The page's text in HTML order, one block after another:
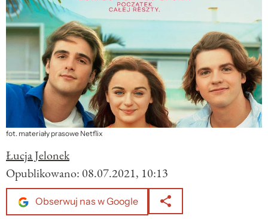
fot. materiały prasowe Netflix
Łucja Jelonek
Opublikowano: 08.07.2021, 10:13
Obserwuj nas w Google